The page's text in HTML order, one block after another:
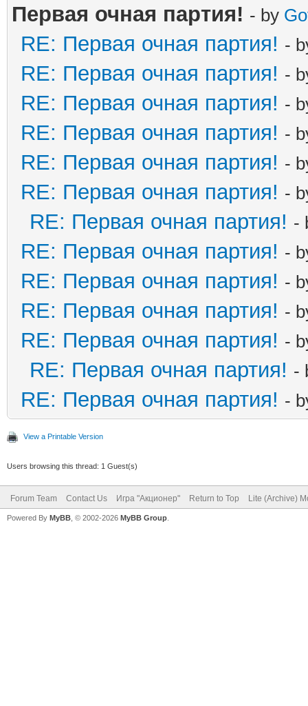
Первая очная партия! - by
RE: Первая очная партия! -
RE: Первая очная партия! -
RE: Первая очная партия! -
RE: Первая очная партия! -
RE: Первая очная партия! -
RE: Первая очная партия! -
RE: Первая очная партия! -
RE: Первая очная партия! -
RE: Первая очная партия! -
RE: Первая очная партия! -
RE: Первая очная партия! -
RE: Первая очная партия! -
RE: Первая очная партия! -
View a Printable Version
Users browsing this thread: 1 Guest(s)
Forum Team Contact Us Игра "Акционер" Return to Top Lite (Archive)
Powered By MyBB , © 2002-2026 MyBB Group